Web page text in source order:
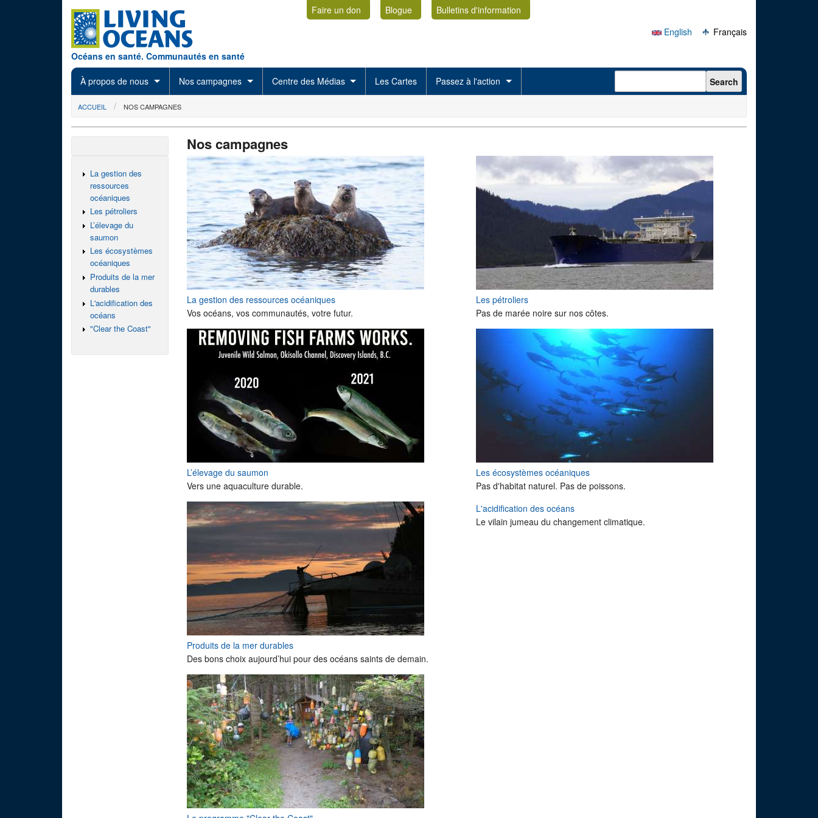
Océans en santé. Communautés en santé
Faire un don Blogue
Bulletins d'information
English
Français
À propos de nous Nos campagnes Centre des Médias Les Cartes Passez à l'action Search form Search
You are here
ACCUEIL NOS CAMPAGNES
Nos campagnes
La gestion des ressources océaniques
Vos océans, vos communautés, votre futur.
Les pétroliers
Pas de marée noire sur nos côtes.
L’élevage du saumon
Vers une aquaculture durable.
Les écosystèmes océaniques
Pas d'habitat naturel. Pas de poissons.
Produits de la mer durables
Des bons choix aujourd’hui pour des océans saints de demain.
L'acidification des océans
Le vilain jumeau du changement climatique.
La gestion des
ressources
océaniques
Les pétroliers
L’élevage du
saumon
Les écosystèmes
océaniques
Produits de la mer
durables
L'acidification des
océans
"Clear the Coast"